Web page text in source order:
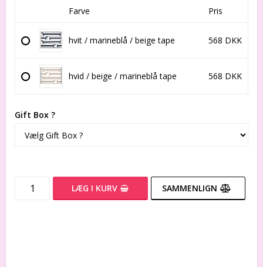
Farve Pris
hvit / marineblå / beige tape 568 DKK
hvid / beige / marineblå tape 568 DKK
Gift Box ?
LÆG I KURV SAMMENLIGN